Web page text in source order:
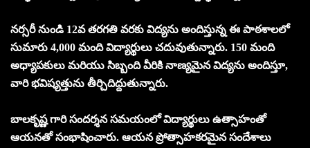
నర్సరీ నుండి 12వ తరగతి వరకు విద్యను అందిస్తున్న ఈ పాఠశాలలో
సుమారు 4,000 మంది విద్యార్థులు చదువుతున్నారు. 150 మంది
అధ్యాపకులు మరియు సిబ్బంది వీరికి నాణ్యమైన విద్యను అందిస్తూ,
వారి భవిష్యత్తును తీర్చిదిద్దుతున్నారు.
బాలకృష్ణ గారి సందర్శన సమయంలో విద్యార్థులు ఉత్సాహంతో
ఆయనతో సంభాషించారు. ఆయన ప్రోత్సాహకరమైన సందేశాలు